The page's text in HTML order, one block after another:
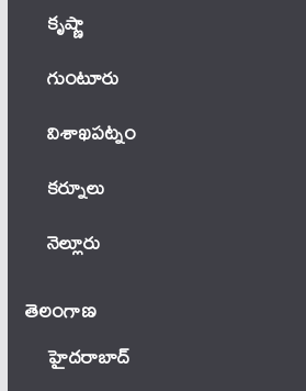
కృష్ణా
గుంటూరు
విశాఖపట్నం
కర్నూలు
నెల్లూరు
తెలంగాణ‌
హైదరాబాద్